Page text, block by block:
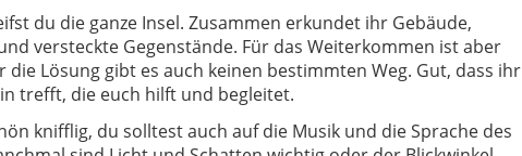
du die ganze Insel. Zusammen erkundet ihr Gebäude,
versteckte Gegenstände. Für das Weiterkommen ist aber
Lösung gibt es auch keinen bestimmten Weg. Gut, dass ihr
trefft, die euch hilft und begleitet.
knifflig, du solltest auch auf die Musik und die Sprache des